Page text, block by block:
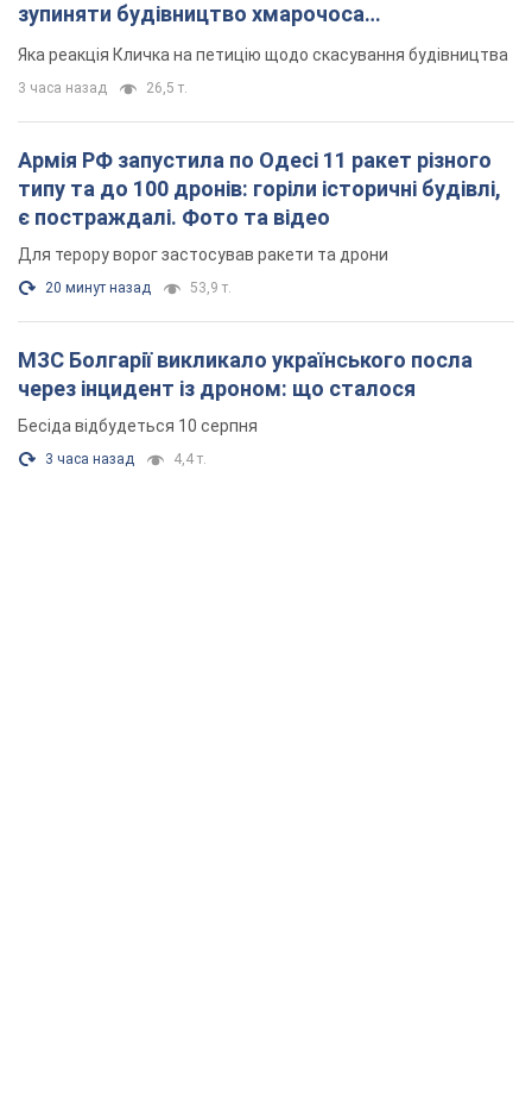
зупиняти будівництво хмарочоса
"московського вірянина"
Яка реакція Кличка на петицію щодо скасування будівництва
3 часа назад 26,5 т.
Армія РФ запустила по Одесі 11 ракет різного
типу та до 100 дронів: горіли історичні будівлі,
є постраждалі. Фото та відео
Для терору ворог застосував ракети та дрони
20 минут назад 53,9 т.
МЗС Болгарії викликало українського посла
через інцидент із дроном: що сталося
Бесіда відбудеться 10 серпня
3 часа назад 4,4 т.